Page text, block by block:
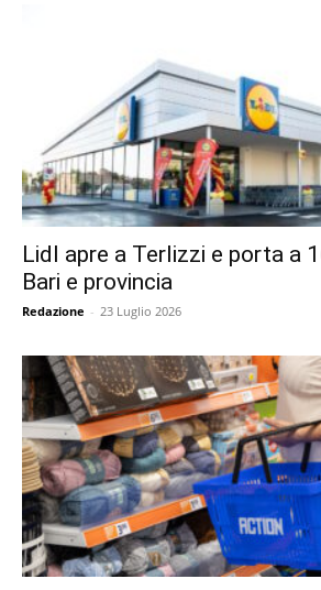
Lidl apre a Terlizzi e porta a
Bari e provincia
Redazione - 23 Luglio 2026